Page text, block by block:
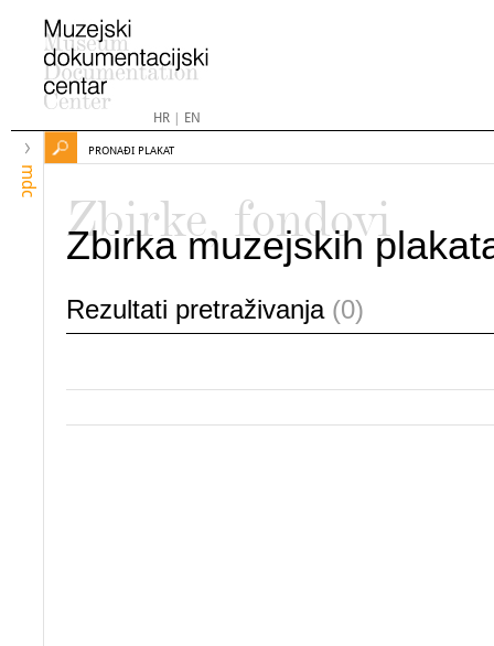
HR| EN
mdc
PRONAĐI PLAKAT
Zbirke, fondovi
Zbirka muzejskih
Rezultati pretraživanja (0)